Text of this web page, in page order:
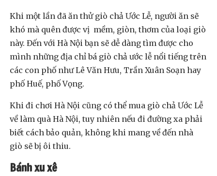
Khi một lần đã ăn thử giò chả Ước Lễ, người ăn sẽ
khó mà quên được vị mềm, giòn, thơm của loại giò
này. Đến với Hà Nội bạn sẽ dễ dàng tìm được cho
mình những địa chỉ bá giò chả ước lễ nổi tiếng trên
các con phố như Lê Văn Hưu, Trần Xuân Soạn hay
phố Huế, phố Vọng.
Khi đi chơi Hà Nội cũng có thể mua giò chả Ước Lễ
về làm quà Hà Nội, tuy nhiên nếu đi đường xa phải
biết cách bảo quản, không khi mang về đến nhà
giò sẽ bị ôi thiu.
Bánh xu xê